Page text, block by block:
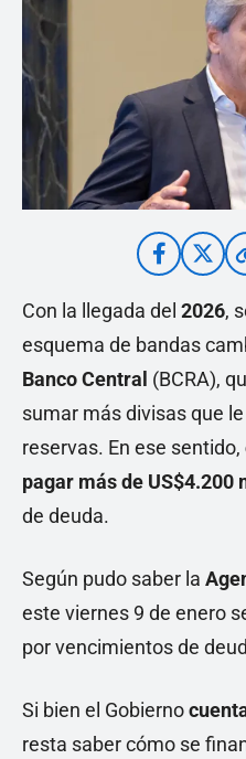
Con la llegada del 2026,
esquema de bandas
Banco Central (BCRA),
sumar más divisas que
reservas. En ese sentido,
pagar más de US$4.200
de deuda.
Según pudo saber la
este viernes 9 de enero
por vencimientos de
Si bien el Gobierno
resta saber cómo se